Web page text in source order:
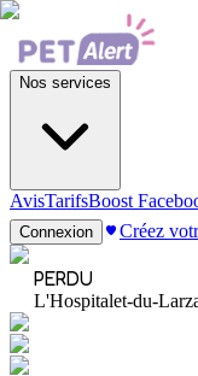
Nos services
AvisTarifsBoost
Connexion Créez
PERDU
L'Hospitalet-du-